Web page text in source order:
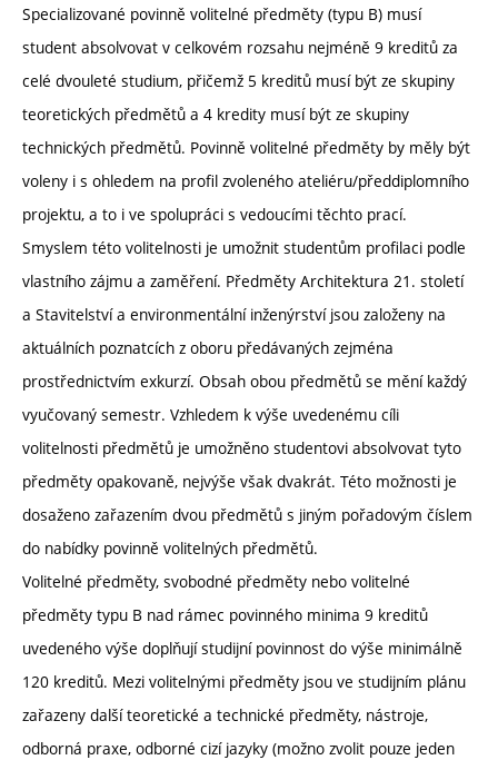
Specializované povinně volitelné předměty (typu B) musí
student absolvovat v celkovém rozsahu nejméně 9 kreditů za
celé dvouleté studium, přičemž 5 kreditů musí být ze skupiny
teoretických předmětů a 4 kredity musí být ze skupiny
technických předmětů. Povinně volitelné předměty by měly být
voleny i s ohledem na profil zvoleného ateliéru/předdiplomního
projektu, a to i ve spolupráci s vedoucími těchto prací.
Smyslem této volitelnosti je umožnit studentům profilaci podle
vlastního zájmu a zaměření. Předměty Architektura 21. století
a Stavitelství a environmentální inženýrství jsou založeny na
aktuálních poznatcích z oboru předávaných zejména
prostřednictvím exkurzí. Obsah obou předmětů se mění každý
vyučovaný semestr. Vzhledem k výše uvedenému cíli
volitelnosti předmětů je umožněno studentovi absolvovat tyto
předměty opakovaně, nejvýše však dvakrát. Této možnosti je
dosaženo zařazením dvou předmětů s jiným pořadovým číslem
do nabídky povinně volitelných předmětů.
Volitelné předměty, svobodné předměty nebo volitelné
předměty typu B nad rámec povinného minima 9 kreditů
uvedeného výše doplňují studijní povinnost do výše minimálně
120 kreditů. Mezi volitelnými předměty jsou ve studijním plánu
zařazeny další teoretické a technické předměty, nástroje,
odborná praxe, odborné cizí jazyky (možno zvolit pouze jeden